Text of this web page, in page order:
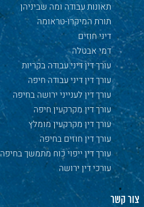
תאונות עבודה ומה שביניהן
תורת המיקרו-טראומה
דיני חוזים
דמי אבטלה
עורך דין דיני עבודה בקריות
עורך דין דיני עבודה חיפה
עורך דין לענייני ירושה בחיפה
עורך דין מקרקעין חיפה
עורך דין מקרקעין מומלץ
עורך דין חוזים בחיפה
עורך דין ייפוי כוח מתמשך בחיפה
עורכי דין ירושה
צור קשר